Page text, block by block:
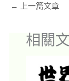
← 上一篇文章
相關